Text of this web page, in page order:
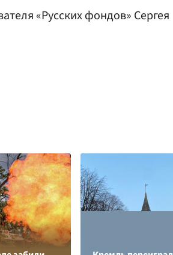
«Русских фондов» Сергея